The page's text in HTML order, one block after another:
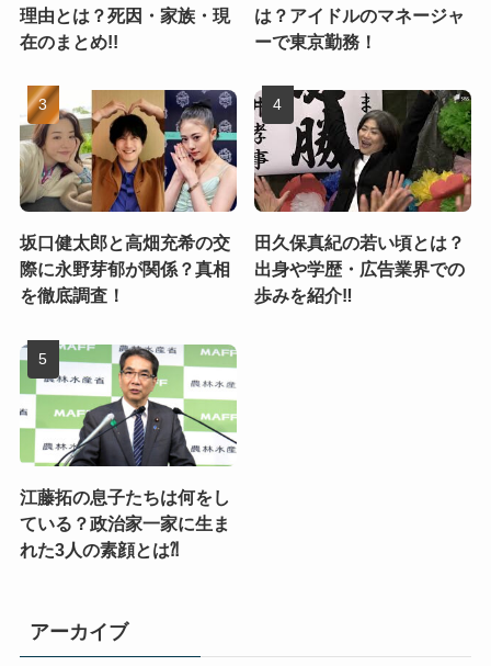
理由とは？死因・家族・現
在のまとめ!!
は？アイドルのマネージャ
ーで東京勤務！
坂口健太郎と高畑充希の交
際に永野芽郁が関係？真相
を徹底調査！
田久保真紀の若い頃とは？
出身や学歴・広告業界での
歩みを紹介‼
江藤拓の息子たちは何をし
ている？政治家一家に生ま
れた3人の素顔とは⁈
アーカイブ